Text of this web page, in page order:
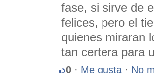
fase, si sirve de
felices, pero el
quienes miraran
tan certera para
0 · Me gusta · No